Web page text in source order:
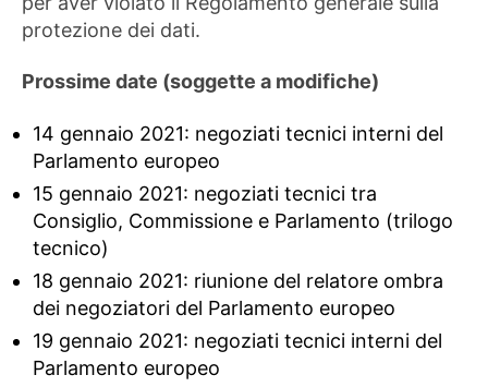
protezione dei dati.
Prossime date (soggette a modifiche)
14 gennaio 2021: negoziati tecnici interni del
Parlamento europeo
15 gennaio 2021: negoziati tecnici tra
Consiglio, Commissione e Parlamento (trilogo
tecnico)
18 gennaio 2021: riunione del relatore ombra
dei negoziatori del Parlamento europeo
19 gennaio 2021: negoziati tecnici interni del
Parlamento europeo